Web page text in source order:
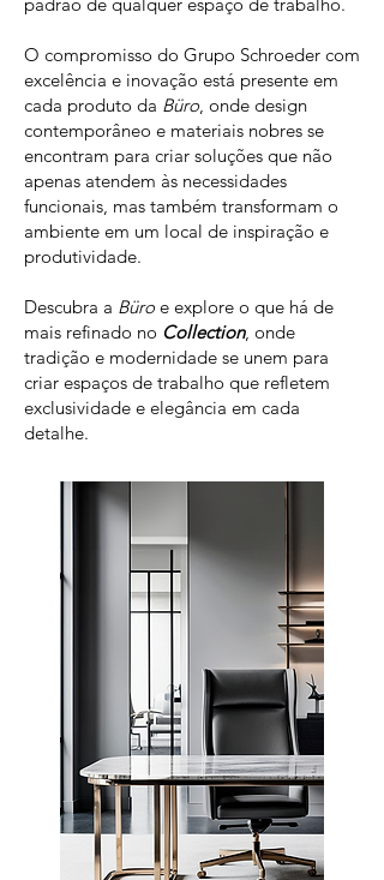
O compromisso do Grupo Schroeder com
excelência e inovação está presente em
cada produto da Büro, onde design
contemporâneo e materiais nobres se
encontram para criar soluções que não
apenas atendem às necessidades
funcionais, mas também transformam o
ambiente em um local de inspiração e
produtividade.
Descubra a Büro e explore o que há de
mais refinado no Collection, onde
tradição e modernidade se unem para
criar espaços de trabalho que refletem
exclusividade e elegância em cada
detalhe.